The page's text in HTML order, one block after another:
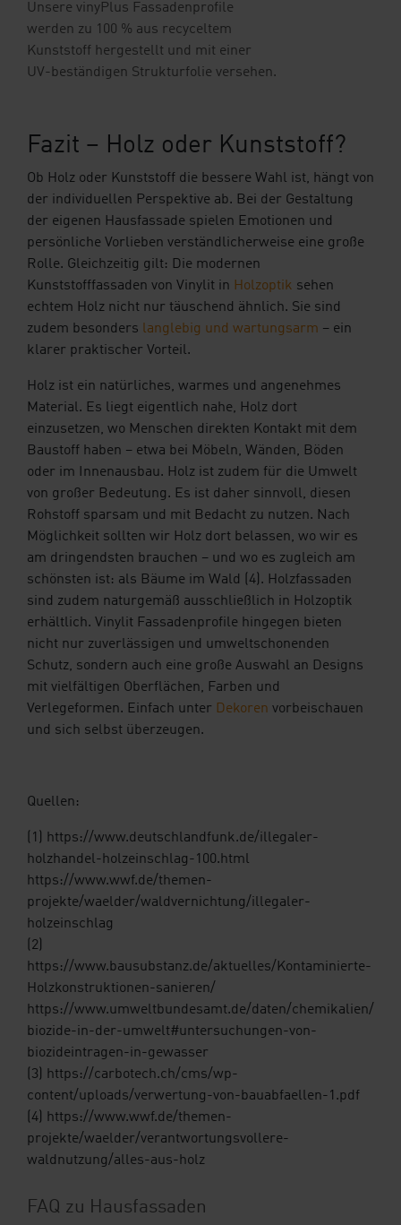
Unsere vinyPlus Fassadenprofile
werden zu 100 % aus recyceltem
Kunststoff hergestellt und mit einer
UV-beständigen Strukturfolie versehen.
Fazit – Holz oder Kunststoff?
Ob Holz oder Kunststoff die bessere Wahl ist, hängt von
der individuellen Perspektive ab. Bei der Gestaltung
der eigenen Hausfassade spielen Emotionen und
persönliche Vorlieben verständlicherweise eine große
Rolle. Gleichzeitig gilt: Die modernen
Kunststofffassaden von Vinylit in Holzoptik sehen
echtem Holz nicht nur täuschend ähnlich. Sie sind
zudem besonders langlebig und wartungsarm – ein
klarer praktischer Vorteil.
Holz ist ein natürliches, warmes und angenehmes
Material. Es liegt eigentlich nahe, Holz dort
einzusetzen, wo Menschen direkten Kontakt mit dem
Baustoff haben – etwa bei Möbeln, Wänden, Böden
oder im Innenausbau. Holz ist zudem für die Umwelt
von großer Bedeutung. Es ist daher sinnvoll, diesen
Rohstoff sparsam und mit Bedacht zu nutzen. Nach
Möglichkeit sollten wir Holz dort belassen, wo wir es
am dringendsten brauchen – und wo es zugleich am
schönsten ist: als Bäume im Wald (4). Holzfassaden
sind zudem naturgemäß ausschließlich in Holzoptik
erhältlich. Vinylit Fassadenprofile hingegen bieten
nicht nur zuverlässigen und umweltschonenden
Schutz, sondern auch eine große Auswahl an Designs
mit vielfältigen Oberflächen, Farben und
Verlegeformen. Einfach unter Dekoren vorbeischauen
und sich selbst überzeugen.
Quellen:
(1) https://www.deutschlandfunk.de/illegaler-
holzhandel-holzeinschlag-100.html
https://www.wwf.de/themen-
projekte/waelder/waldvernichtung/illegaler-
holzeinschlag
(2)
https://www.bausubstanz.de/aktuelles/Kontaminierte-
Holzkonstruktionen-sanieren/
https://www.umweltbundesamt.de/daten/chemikalien/
biozide-in-der-umwelt#untersuchungen-von-
biozideintragen-in-gewasser
(3) https://carbotech.ch/cms/wp-
content/uploads/verwertung-von-bauabfaellen-1.pdf
(4) https://www.wwf.de/themen-
projekte/waelder/verantwortungsvollere-
waldnutzung/alles-aus-holz
FAQ zu Hausfassaden